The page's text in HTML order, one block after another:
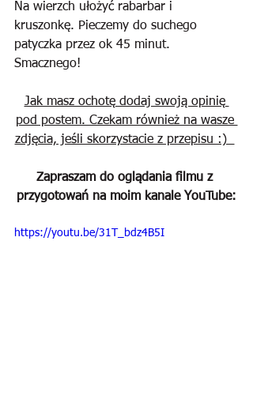
Na wierzch ułożyć rabarbar i
kruszonkę. Pieczemy do suchego
patyczka przez ok 45 minut.
Smacznego!
Jak masz ochotę dodaj swoją opinię
pod postem. Czekam również na wasze
zdjęcia, jeśli skorzystacie z przepisu :)
Zapraszam do oglądania filmu z
przygotowań na moim kanale YouTube:
https://youtu.be/31T_bdz4B5I